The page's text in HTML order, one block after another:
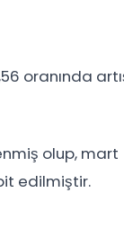
oranında
olup, mart
edilmiştir.